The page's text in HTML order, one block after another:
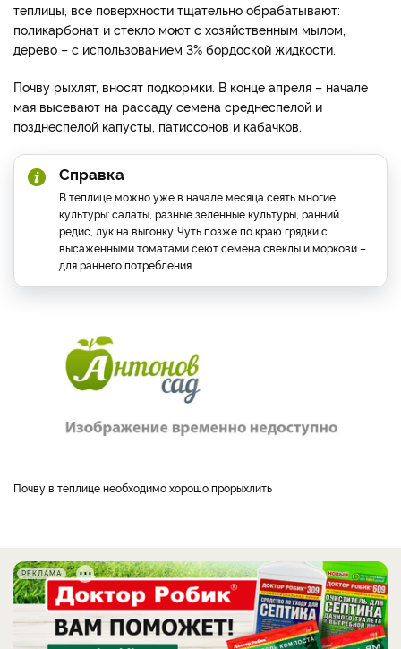
теплицы, все поверхности тщательно обрабатывают:
поликарбонат и стекло моют с хозяйственным мылом,
дерево – с использованием 3% бордоской жидкости.
Почву рыхлят, вносят подкормки. В конце апреля – начале
мая высевают на рассаду семена среднеспелой и
позднеспелой капусты, патиссонов и кабачков.
Справка
В теплице можно уже в начале месяца сеять многие
культуры: салаты, разные зеленные культуры, ранний
редис, лук на выгонку. Чуть позже по краю грядки с
высаженными томатами сеют семена свеклы и моркови –
для раннего потребления.
Почву в теплице необходимо хорошо прорыхлить
РЕКЛАМА